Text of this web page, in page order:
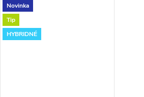
úpravam ako napr.
chiptuning. Pre vozidlá Seat
Ibiza 1.9TDi 96kW ASZ.
Novinka
Tip
HYBRIDNÉ